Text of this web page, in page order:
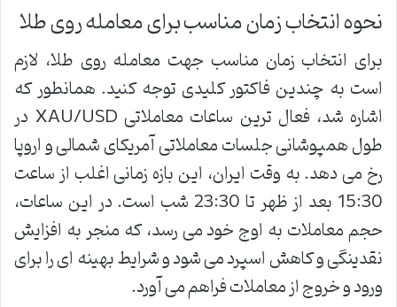
نحوه انتخاب زمان مناسب برای معامله روی طلا
برای انتخاب زمان مناسب جهت معامله روی طلا، لازم
است به چندین فاکتور کلیدی توجه کنید. همانطور که
اشاره شد، فعال ترین ساعات معاملاتی XAU/USD در
طول همپوشانی جلسات معاملاتی آمریکای شمالی و اروپا
رخ می دهد. به وقت ایران، این بازه زمانی اغلب از ساعت
15:30 بعد از ظهر تا 23:30 شب است. در این ساعات،
حجم معاملات به اوج خود می رسد، که منجر به افزایش
نقدینگی و کاهش اسپرد می شود و شرایط بهینه ای را برای
ورود و خروج از معاملات فراهم می آورد.